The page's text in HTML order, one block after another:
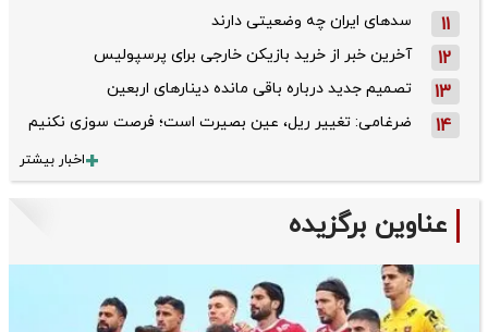
11 سدهای ایران چه وضعیتی دارند
12 آخرین خبر از خرید بازیکن خارجی برای پرسپولیس
13 تصمیم جدید درباره باقی مانده دینارهای اربعین
14 ضرغامی: تغییر ریل، عین بصیرت است؛ فرصت سوزی نکنیم
اخبار بیشتر
عناوین برگزیده